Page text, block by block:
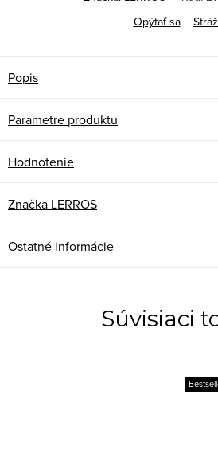
Opýtať sa
Popis
Parametre produktu
Hodnotenie
Značka LERROS
Ostatné informácie
Súvisiaci